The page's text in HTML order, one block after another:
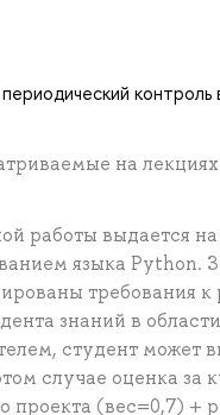
на
работы выдается
языка
требования
знаний в
студент
случае оценка за
проекта (вес=0,7) +